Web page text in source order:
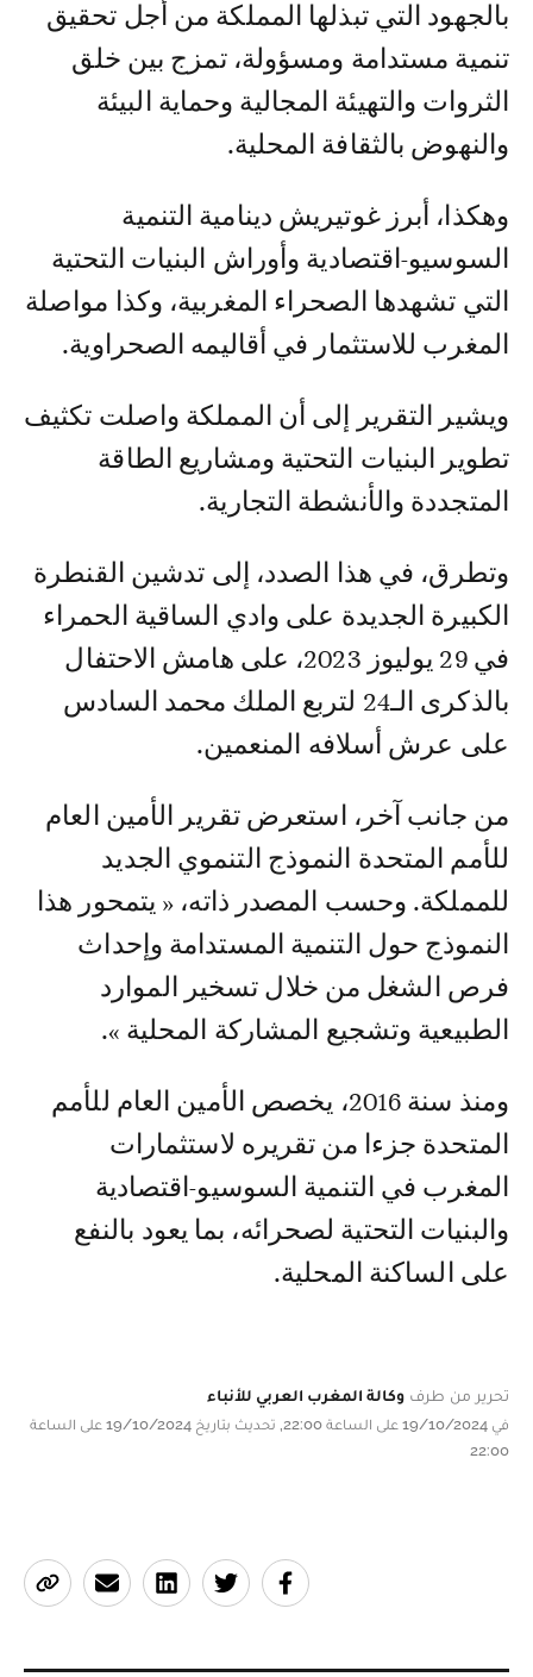
بالجهود التي تبذلها المملكة من أجل تحقيق
تنمية مستدامة ومسؤولة، تمزج بين خلق
الثروات والتهيئة المجالية وحماية البيئة
والنهوض بالثقافة المحلية.
وهكذا، أبرز غوتيريش دينامية التنمية
السوسيو-اقتصادية وأوراش البنيات التحتية
التي تشهدها الصحراء المغربية، وكذا مواصلة
المغرب للاستثمار في أقاليمه الصحراوية.
ويشير التقرير إلى أن المملكة واصلت تكثيف
تطوير البنيات التحتية ومشاريع الطاقة
المتجددة والأنشطة التجارية.
وتطرق، في هذا الصدد، إلى تدشين القنطرة
الكبيرة الجديدة على وادي الساقية الحمراء
في 29 يوليوز 2023، على هامش الاحتفال
بالذكرى الـ24 لتربع الملك محمد السادس
على عرش أسلافه المنعمين.
من جانب آخر، استعرض تقرير الأمين العام
للأمم المتحدة النموذج التنموي الجديد
للمملكة. وحسب المصدر ذاته، « يتمحور هذا
النموذج حول التنمية المستدامة وإحداث
فرص الشغل من خلال تسخير الموارد
الطبيعية وتشجيع المشاركة المحلية ».
ومنذ سنة 2016، يخصص الأمين العام للأمم
المتحدة جزءا من تقريره لاستثمارات
المغرب في التنمية السوسيو-اقتصادية
والبنيات التحتية لصحرائه، بما يعود بالنفع
على الساكنة المحلية.
تحرير من طرف وكالة المغرب العربي للأنباء
في 19/10/2024 على الساعة 22:00, تحديث بتاريخ 19/10/2024 على الساعة
22:00